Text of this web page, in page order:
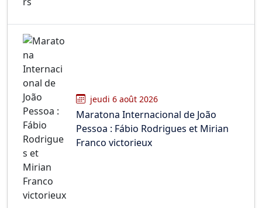
jeudi 6 août 2026
Maratona Internacional de João
Pessoa : Fábio Rodrigues et Mirian
Franco victorieux